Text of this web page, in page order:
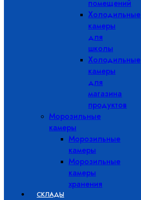
помещений
Холодильные
камеры
для
школы
Холодильные
камеры
для
магазина
продуктов
Морозильные
камеры
Морозильные
камеры
Морозильные
камеры
хранения
СКЛАДЫ